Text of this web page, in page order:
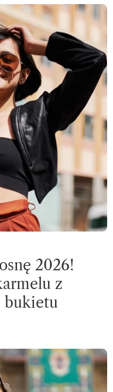
2026!
z
bukietu